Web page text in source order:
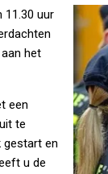
11.30 uur
het
een
te
gestart en
u de